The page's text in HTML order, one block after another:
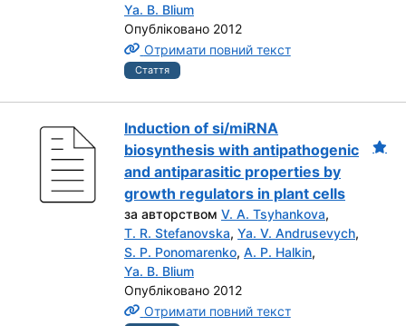
Ya. B. Blium
Опубліковано 2012
Отримати повний текст
Стаття
Induction of si/miRNA
biosynthesis with antipathogenic
and antiparasitic properties by
growth regulators in plant cells
за авторством V. A. Tsyhankova,
T. R. Stefanovska, Ya. V. Andrusevych,
S. P. Ponomarenko, A. P. Halkin,
Ya. B. Blium
Опубліковано 2012
Отримати повний текст